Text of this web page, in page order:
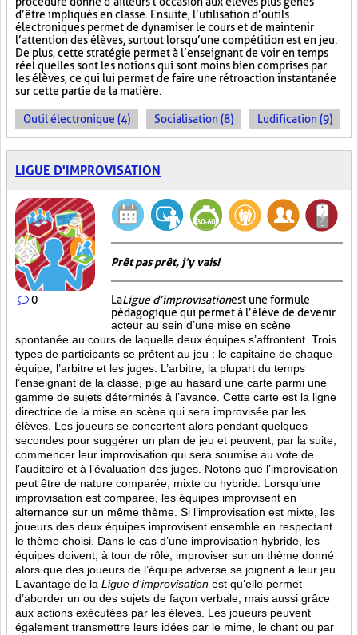
d’être impliqués en classe. Ensuite, l’utilisation d’outils
électroniques permet de dynamiser le cours et de maintenir
l’attention des élèves, surtout lorsqu’une compétition est en jeu.
De plus, cette stratégie permet à l’enseignant de voir en temps
réel quelles sont les notions qui sont moins bien comprises par
les élèves, ce qui lui permet de faire une rétroaction instantanée
sur cette partie de la matière.
Outil électronique (4) Socialisation (8) Ludification (9)
LIGUE D'IMPROVISATION
0
Prêt pas prêt, j’y vais!
LaLigue d’improvisationest une formule
pédagogique qui permet à l’élève de devenir
acteur au sein d’une mise en scène
spontanée au cours de laquelle deux équipes s’affrontent. Trois
types de participants se prêtent au jeu : le capitaine de chaque
équipe, l’arbitre et les juges. L’arbitre, la plupart du temps
l’enseignant de la classe, pige au hasard une carte parmi une
gamme de sujets déterminés à l’avance. Cette carte est la ligne
directrice de la mise en scène qui sera improvisée par les
élèves. Les joueurs se concertent alors pendant quelques
secondes pour suggérer un plan de jeu et peuvent, par la suite,
commencer leur improvisation qui sera soumise au vote de
l’auditoire et à l’évaluation des juges. Notons que l’improvisation
peut être de nature comparée, mixte ou hybride. Lorsqu’une
improvisation est comparée, les équipes improvisent en
alternance sur un même thème. Si l’improvisation est mixte, les
joueurs des deux équipes improvisent ensemble en respectant
le thème choisi. Dans le cas d’une improvisation hybride, les
équipes doivent, à tour de rôle, improviser sur un thème donné
alors que des joueurs de l’équipe adverse se joignent à leur jeu.
L’avantage de la Ligue d’improvisation est qu’elle permet
d’aborder un ou des sujets de façon verbale, mais aussi grâce
aux actions exécutées par les élèves. Les joueurs peuvent
également transmettre leurs idées par le mime, le chant ou par